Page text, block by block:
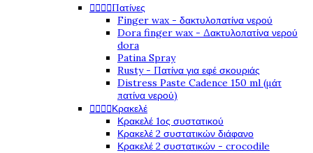
Πατίνες
Finger wax - δακτυλοπατίνα νερού
Dora finger wax - Δακτυλοπατίνα νερού
dora
Patina Spray
Rusty - Πατίνα για εφέ σκουριάς
Distress Paste Cadence 150 ml (μάτ
πατίνα νερού)
Κρακελέ
Κρακελέ 1ος συστατικού
Κρακελέ 2 συστατικών διάφανο
Κρακελέ 2 συστατικών - crocodile